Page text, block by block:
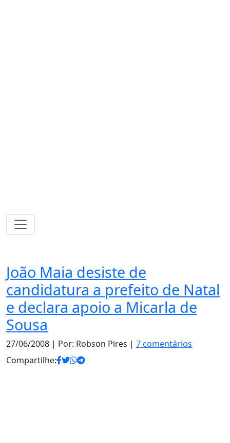
João Maia desiste de
candidatura a prefeito de Natal
e declara apoio a Micarla de
Sousa
27/06/2008 | Por: Robson Pires | 7 comentários
Compartilhe: